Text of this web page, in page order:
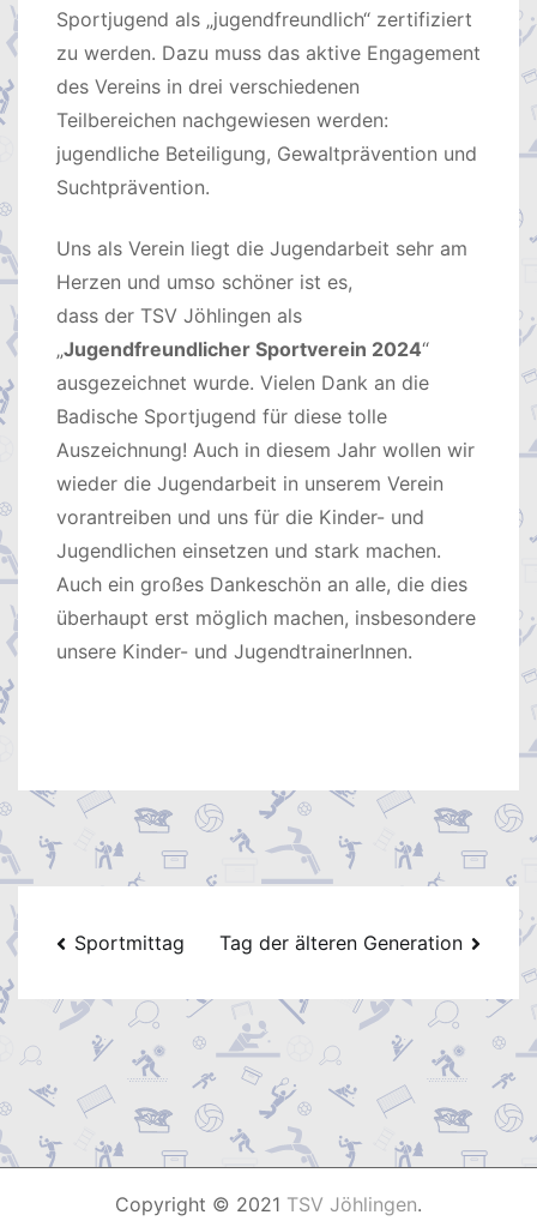
Sportjugend als „jugendfreundlich“ zertifiziert
zu werden. Dazu muss das aktive Engagement
des Vereins in drei verschiedenen
Teilbereichen nachgewiesen werden:
jugendliche Beteiligung, Gewaltprävention und
Suchtprävention.
Uns als Verein liegt die Jugendarbeit sehr am
Herzen und umso schöner ist es,
dass der TSV Jöhlingen als
„Jugendfreundlicher Sportverein 2024“
ausgezeichnet wurde. Vielen Dank an die
Badische Sportjugend für diese tolle
Auszeichnung! Auch in diesem Jahr wollen wir
wieder die Jugendarbeit in unserem Verein
vorantreiben und uns für die Kinder- und
Jugendlichen einsetzen und stark machen.
Auch ein großes Dankeschön an alle, die dies
überhaupt erst möglich machen, insbesondere
unsere Kinder- und JugendtrainerInnen.
Beitragsnavigation
Sportmittag Tag der älteren Generation
Copyright © 2021 TSV Jöhlingen.